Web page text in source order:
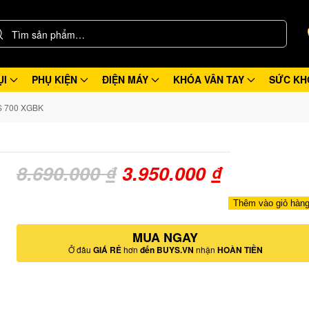
PHỤ KIỆN ĐIỆN MÁY KHÓA VÂN TAY SỨC
700 XGBK
8.690.000₫ Giá
là:
8.690.000 ₫.
3.950.000 ₫Giá
hiện
tại
là:
Thêm vào giỏ hàng
MUA NGAY
Ở đâu GIÁ RẺhơn đến BUYS.VN nhận HOÀN TIỀN